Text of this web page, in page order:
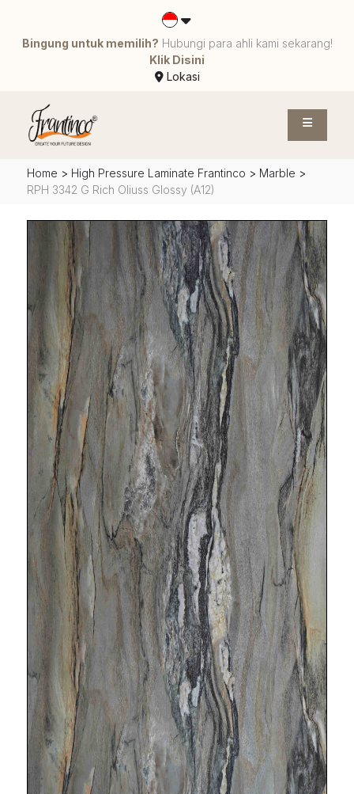
Bingung untuk memilih? Hubungi para ahli kami sekarang!
Klik Disini
Lokasi
Home > High Pressure Laminate Frantinco > Marble >
RPH 3342 G Rich Oliuss Glossy (A12)